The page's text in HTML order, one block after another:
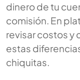
dinero de tu
comisión. En
revisar costos y
estas
chiquitas.